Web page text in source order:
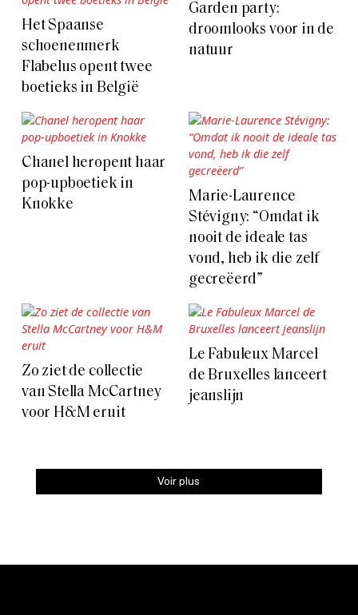
Het Spaanse
schoenenmerk
Flabelus opent twee
boetieks in België
Garden party:
droomlooks voor in de
natuur
Chanel heropent haar
pop-upboetiek in
Knokke
Marie-Laurence
Stévigny: “Omdat ik
nooit de ideale tas
vond, heb ik die zelf
gecreëerd”
Zo ziet de collectie
van Stella McCartney
voor H&M eruit
Le Fabuleux Marcel
de Bruxelles lanceert
jeanslijn
Voir plus